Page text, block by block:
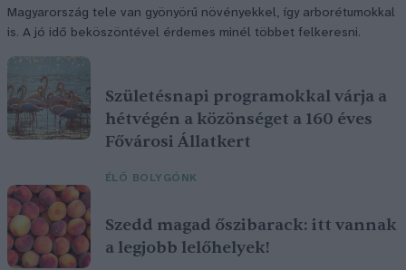
Magyarország tele van gyönyörű növényekkel, így arborétumokkal
is. A jó idő beköszöntével érdemes minél többet felkeresni.
Születésnapi programokkal várja a
hétvégén a közönséget a 160 éves
Fővárosi Állatkert
ÉLŐ BOLYGÓNK
Szedd magad őszibarack: itt vannak
a legjobb lelőhelyek!